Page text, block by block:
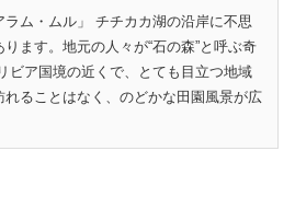
ム・ムル」 チチカカ湖の沿岸に不思
ます。地元の人々が“石の森”と呼ぶ奇
ビア国境の近くで、とても目立つ地域
ることはなく、のどかな田園風景が広